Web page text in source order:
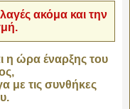
ακόμα και την
η ώρα έναρξης του
με τις συνθήκες